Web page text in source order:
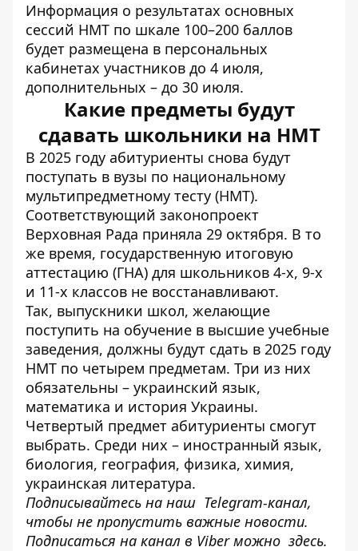
Информация о результатах основных
сессий НМТ по шкале 100–200 баллов
будет размещена в персональных
кабинетах участников до 4 июля,
дополнительных – до 30 июля.
Какие предметы будут
сдавать школьники на НМТ
В 2025 году абитуриенты снова будут
поступать в вузы по национальному
мультипредметному тесту (НМТ).
Соответствующий законопроект
Верховная Рада приняла 29 октября. В то
же время, государственную итоговую
аттестацию (ГНА) для школьников 4-х, 9-х
и 11-х классов не восстанавливают.
Так, выпускники школ, желающие
поступить на обучение в высшие учебные
заведения, должны будут сдать в 2025 году
НМТ по четырем предметам. Три из них
обязательны – украинский язык,
математика и история Украины.
Четвертый предмет абитуриенты смогут
выбрать. Среди них – иностранный язык,
биология, география, физика, химия,
украинская литература.
Подписывайтесь на наш Telegram-канал,
чтобы не пропустить важные новости.
Подписаться на канал в Viber можно здесь.